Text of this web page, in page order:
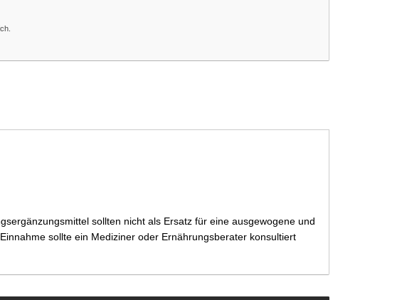
sollten nicht als Ersatz für eine ausgewogene und
sollte ein Mediziner oder Ernährungsberater konsultiert